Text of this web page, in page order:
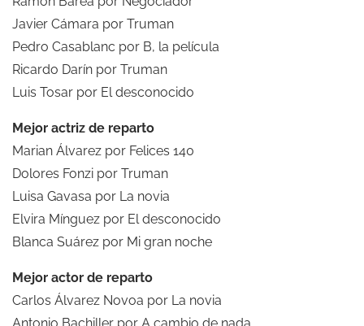
Javier Cámara por Truman
Pedro Casablanc por B, la película
Ricardo Darín por Truman
Luis Tosar por El desconocido
Mejor actriz de reparto
Marian Álvarez por Felices 140
Dolores Fonzi por Truman
Luisa Gavasa por La novia
Elvira Mínguez por El desconocido
Blanca Suárez por Mi gran noche
Mejor actor de reparto
Carlos Álvarez Novoa por La novia